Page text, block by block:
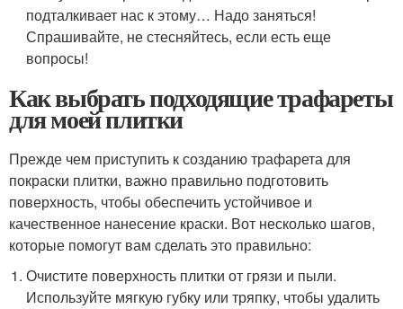
подталкивает нас к этому… Надо заняться!
Спрашивайте, не стесняйтесь, если есть еще
вопросы!
Как выбрать подходящие трафареты
для моей плитки
Прежде чем приступить к созданию трафарета для
покраски плитки, важно правильно подготовить
поверхность, чтобы обеспечить устойчивое и
качественное нанесение краски. Вот несколько шагов,
которые помогут вам сделать это правильно:
Очистите поверхность плитки от грязи и пыли.
Используйте мягкую губку или тряпку, чтобы удалить